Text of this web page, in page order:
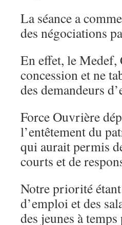
La séance a
des négociations
En effet, le Medef,
concession et ne
des demandeurs
Force Ouvrière
l’entêtement du
qui aurait permis
courts et de
Notre priorité
d’emploi et des
des jeunes à